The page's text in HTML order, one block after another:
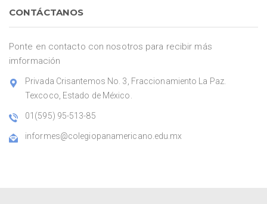
CONTÁCTANOS
Ponte en contacto con nosotros para recibir más
imformación
Privada Crisantemos No. 3, Fraccionamiento La Paz.
Texcoco, Estado de México.
01(595) 95-513-85
informes@colegiopanamericano.edu.mx